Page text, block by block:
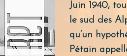
Juin 1940,
le sud des
qu’un
Pétain